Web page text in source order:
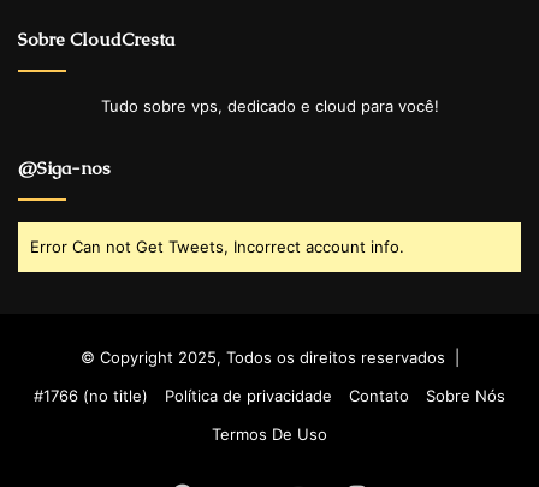
Sobre CloudCresta
Tudo sobre vps, dedicado e cloud para você!
@Siga-nos
Error Can not Get Tweets, Incorrect account info.
© Copyright 2025, Todos os direitos reservados |
#1766 (no title)
Política de privacidade Contato
Sobre Nós
Termos De Uso